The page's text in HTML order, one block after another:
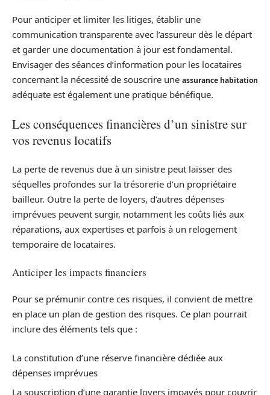
Pour anticiper et limiter les litiges, établir une
communication transparente avec l’assureur dès le départ
et garder une documentation à jour est fondamental.
Envisager des séances d’information pour les locataires
concernant la nécessité de souscrire une assurance habitation
adéquate est également une pratique bénéfique.
Les conséquences financières d’un sinistre sur
vos revenus locatifs
La perte de revenus due à un sinistre peut laisser des
séquelles profondes sur la trésorerie d’un propriétaire
bailleur. Outre la perte de loyers, d’autres dépenses
imprévues peuvent surgir, notamment les coûts liés aux
réparations, aux expertises et parfois à un relogement
temporaire de locataires.
Anticiper les impacts financiers
Pour se prémunir contre ces risques, il convient de mettre
en place un plan de gestion des risques. Ce plan pourrait
inclure des éléments tels que :
La constitution d’une réserve financière dédiée aux
dépenses imprévues
La souscription d’une garantie loyers impayés pour couvrir